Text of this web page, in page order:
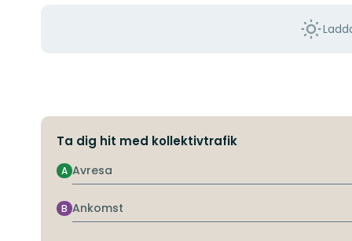
Ta dig hit med kollektivtrafik
Avresa
A
Ankomst
B